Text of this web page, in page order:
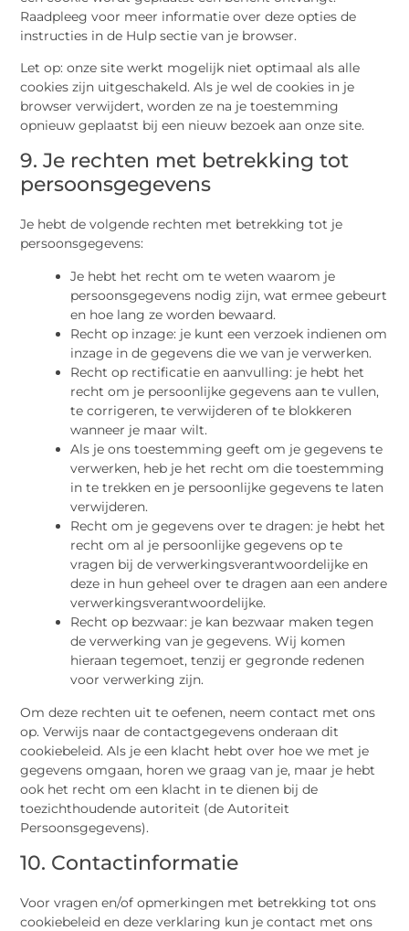
Raadpleeg voor meer informatie over deze opties de
instructies in de Hulp sectie van je browser.
Let op: onze site werkt mogelijk niet optimaal als alle
cookies zijn uitgeschakeld. Als je wel de cookies in je
browser verwijdert, worden ze na je toestemming
opnieuw geplaatst bij een nieuw bezoek aan onze site.
9. Je rechten met betrekking tot
persoonsgegevens
Je hebt de volgende rechten met betrekking tot je
persoonsgegevens:
Je hebt het recht om te weten waarom je
persoonsgegevens nodig zijn, wat ermee gebeurt
en hoe lang ze worden bewaard.
Recht op inzage: je kunt een verzoek indienen om
inzage in de gegevens die we van je verwerken.
Recht op rectificatie en aanvulling: je hebt het
recht om je persoonlijke gegevens aan te vullen,
te corrigeren, te verwijderen of te blokkeren
wanneer je maar wilt.
Als je ons toestemming geeft om je gegevens te
verwerken, heb je het recht om die toestemming
in te trekken en je persoonlijke gegevens te laten
verwijderen.
Recht om je gegevens over te dragen: je hebt het
recht om al je persoonlijke gegevens op te
vragen bij de verwerkingsverantwoordelijke en
deze in hun geheel over te dragen aan een andere
verwerkingsverantwoordelijke.
Recht op bezwaar: je kan bezwaar maken tegen
de verwerking van je gegevens. Wij komen
hieraan tegemoet, tenzij er gegronde redenen
voor verwerking zijn.
Om deze rechten uit te oefenen, neem contact met ons
op. Verwijs naar de contactgegevens onderaan dit
cookiebeleid. Als je een klacht hebt over hoe we met je
gegevens omgaan, horen we graag van je, maar je hebt
ook het recht om een klacht in te dienen bij de
toezichthoudende autoriteit (de Autoriteit
Persoonsgegevens).
10. Contactinformatie
Voor vragen en/of opmerkingen met betrekking tot ons
cookiebeleid en deze verklaring kun je contact met ons